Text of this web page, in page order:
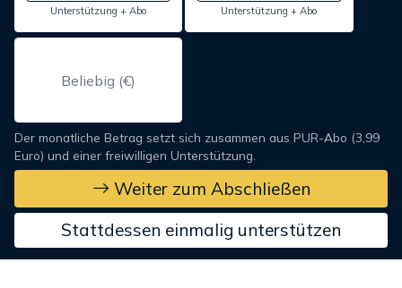
Unterstützung + Abo Unterstützung + Abo
Der monatliche Betrag setzt sich zusammen aus PUR-Abo (3,99
Euro) und einer freiwilligen Unterstützung.
Weiter zum Abschließen
Stattdessen einmalig unterstützen